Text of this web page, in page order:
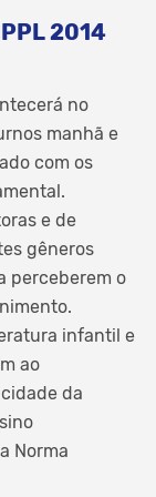
PPL 2014
no
manhã e
com os
e de
gêneros
perceberem o
infantil e
ao
da
Norma